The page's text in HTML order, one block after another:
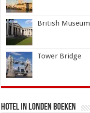
British Museum
Tower Bridge
Hotel in Londen boeken